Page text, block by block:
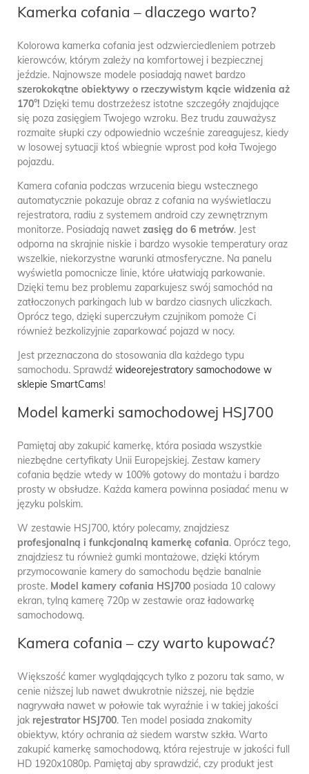
Kamerka cofania – dlaczego warto?
Kolorowa kamerka cofania jest odzwierciedleniem potrzeb
kierowców, którym zależy na komfortowej i bezpiecznej
jeździe. Najnowsze modele posiadają nawet bardzo
szerokokątne obiektywy o rzeczywistym kącie widzenia aż
170°! Dzięki temu dostrzeżesz istotne szczegóły znajdujące
się poza zasięgiem Twojego wzroku. Bez trudu zauważysz
rozmaite słupki czy odpowiednio wcześnie zareagujesz, kiedy
w losowej sytuacji ktoś wbiegnie wprost pod koła Twojego
pojazdu.
Kamera cofania podczas wrzucenia biegu wstecznego
automatycznie pokazuje obraz z cofania na wyświetlaczu
rejestratora, radiu z systemem android czy zewnętrznym
monitorze. Posiadają nawet zasięg do 6 metrów. Jest
odporna na skrajnie niskie i bardzo wysokie temperatury oraz
wszelkie, niekorzystne warunki atmosferyczne. Na panelu
wyświetla pomocnicze linie, które ułatwiają parkowanie.
Dzięki temu bez problemu zaparkujesz swój samochód na
zatłoczonych parkingach lub w bardzo ciasnych uliczkach.
Oprócz tego, dzięki superczułym czujnikom pomoże Ci
również bezkolizyjnie zaparkować pojazd w nocy.
Jest przeznaczona do stosowania dla każdego typu
samochodu. Sprawdź wideorejestratory samochodowe w
sklepie SmartCams!
Model kamerki samochodowej HSJ700
Pamiętaj aby zakupić kamerkę, która posiada wszystkie
niezbędne certyfikaty Unii Europejskiej. Zestaw kamery
cofania będzie wtedy w 100% gotowy do montażu i bardzo
prosty w obsłudze. Każda kamera powinna posiadać menu w
języku polskim.
W zestawie HSJ700, który polecamy, znajdziesz
profesjonalną i funkcjonalną kamerkę cofania. Oprócz tego,
znajdziesz tu również gumki montażowe, dzięki którym
przymocowanie kamery do samochodu będzie banalnie
proste. Model kamery cofania HSJ700 posiada 10 calowy
ekran, tylną kamerę 720p w zestawie oraz ładowarkę
samochodową.
Kamera cofania – czy warto kupować?
Większość kamer wyglądających tylko z pozoru tak samo, w
cenie niższej lub nawet dwukrotnie niższej, nie będzie
nagrywała nawet w połowie tak wyraźnie i w takiej jakości
jak rejestrator HSJ700. Ten model posiada znakomity
obiektyw, który ochrania aż siedem warstw szkła. Warto
zakupić kamerkę samochodową, która rejestruje w jakości full
HD 1920x1080p. Pamiętaj aby sprawdzić, czy produkt jest